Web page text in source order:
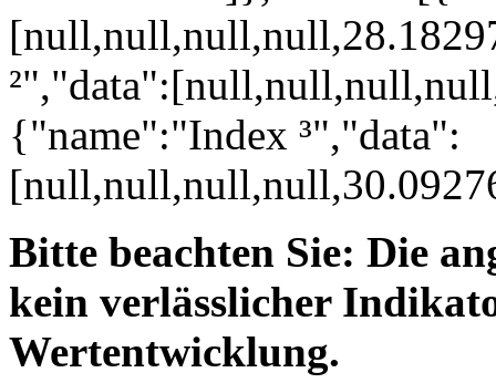
{"name":"Index ³","data":
Bitte beachten Sie: Die
kein verlässlicher
Wertentwicklung.